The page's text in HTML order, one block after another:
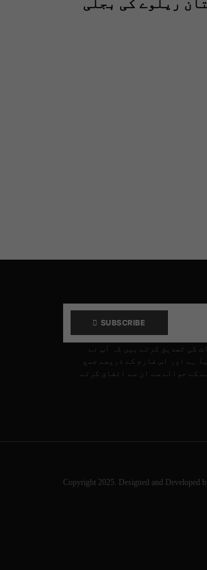
ریلوے کی بجلی
SUBSCRIBE
کی تصدیق کرتے ہیں کہ آپ نے
ہے اور اس فارم کے ذریعے جمع
کے حوالے سے ان سے اتفاق کرتے